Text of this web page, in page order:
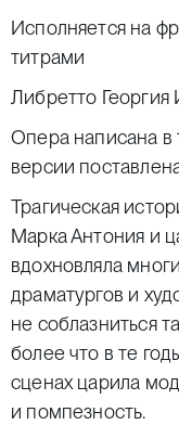
Исполняется на
титрами
Либретто
Опера написана в
версии
Трагическая
Марка Антония и
вдохновляла
драматургов и
не соблазниться
более что в те
сценах царила
и помпезность.